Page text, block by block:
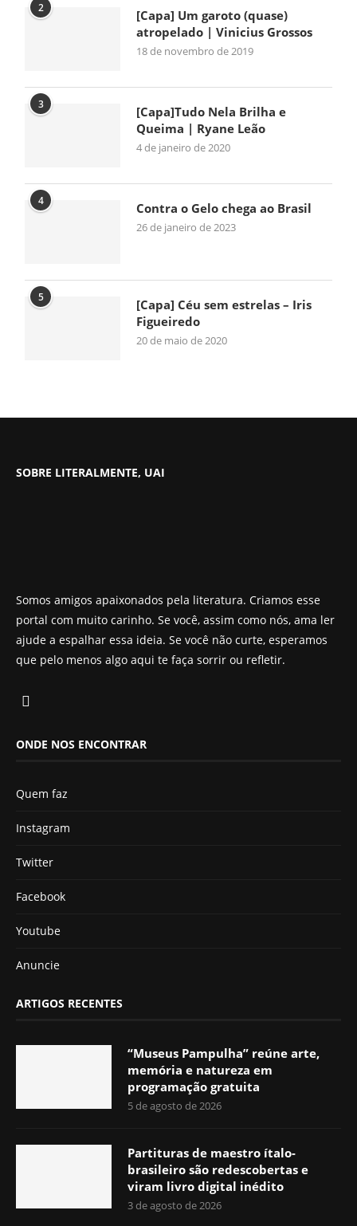
2
[Capa] Um garoto (quase)
atropelado | Vinicius Grossos
18 de novembro de 2019
3
[Capa]Tudo Nela Brilha e
Queima | Ryane Leão
4 de janeiro de 2020
4 Contra o Gelo chega ao Brasil
26 de janeiro de 2023
5
[Capa] Céu sem estrelas – Iris
Figueiredo
20 de maio de 2020
SOBRE LITERALMENTE, UAI
Somos amigos apaixonados pela literatura. Criamos esse
portal com muito carinho. Se você, assim como nós, ama ler
ajude a espalhar essa ideia. Se você não curte, esperamos
que pelo menos algo aqui te faça sorrir ou refletir.
ONDE NOS ENCONTRAR
Quem faz
Instagram
Twitter
Facebook
Youtube
Anuncie
ARTIGOS RECENTES
“Museus Pampulha” reúne arte,
memória e natureza em
programação gratuita
5 de agosto de 2026
Partituras de maestro ítalo-
brasileiro são redescobertas e
viram livro digital inédito
3 de agosto de 2026